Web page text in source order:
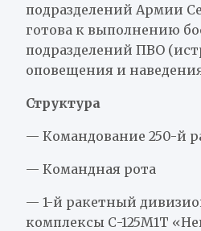
подразделений Армии
готова к выполнению
подразделений ПВО
оповещения и
Структура
— Командование 250-й
— Командная рота
— 1-й ракетный
комплексы С-125М1Т